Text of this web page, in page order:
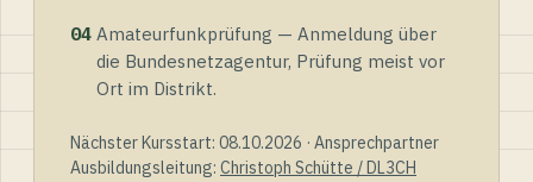
04 Amateurfunkprüfung — Anmeldung über
die Bundesnetzagentur, Prüfung meist vor
Ort im Distrikt.
Nächster Kursstart: 08.10.2026 · Ansprechpartner
Ausbildungsleitung: Christoph Schütte / DL3CH